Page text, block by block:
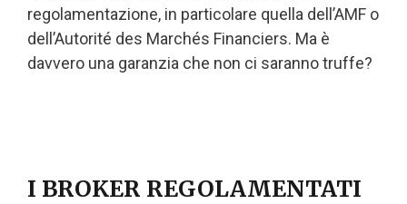
regolamentazione, in particolare quella dell’AMF o
dell’Autorité des Marchés Financiers. Ma è
davvero una garanzia che non ci saranno truffe?
I BROKER REGOLAMENTATI